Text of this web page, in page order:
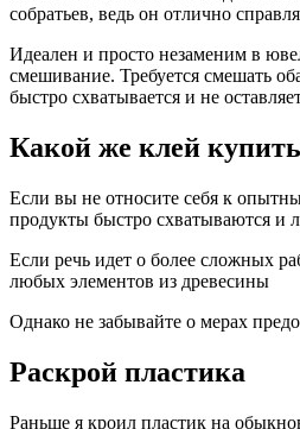
собратьев, ведь он отлично
Идеален и просто незаменим в
смешивание. Требуется смешать
быстро схватывается и не
Какой же клей
Если вы не относите себя к
продукты быстро схватываются и
Если речь идет о более сложных
любых элементов из древесины
Однако не забывайте о мерах
Раскрой пластика
Раньше я кроил пластик на